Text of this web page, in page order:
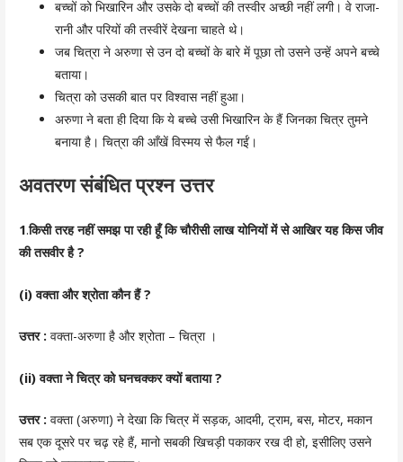
बच्चों को भिखारिन और उसके दो बच्चों की तस्वीर अच्छी नहीं लगी। वे राजा-
रानी और परियों की तस्वीरें देखना चाहते थे।
जब चित्रा ने अरुणा से उन दो बच्चों के बारे में पूछा तो उसने उन्हें अपने बच्चे
बताया।
चित्रा को उसकी बात पर विश्वास नहीं हुआ।
अरुणा ने बता ही दिया कि ये बच्चे उसी भिखारिन के हैं जिनका चित्र तुमने
बनाया है। चित्रा की आँखें विस्मय से फैल गईं।
अवतरण संबंधित प्रश्न उत्तर
1.किसी तरह नहीं समझ पा रही हूँ कि चौरीसी लाख योनियों में से आखिर यह किस जीव
की तसवीर है ?
(i) वक्ता और श्रोता कौन हैं ?
उत्तर : वक्ता-अरुणा है और श्रोता – चित्रा ।
(ii) वक्ता ने चित्र को घनचक्कर क्यों बताया ?
उत्तर : वक्ता (अरुणा) ने देखा कि चित्र में सड़क, आदमी, ट्राम, बस, मोटर, मकान
सब एक दूसरे पर चढ़ रहे हैं, मानो सबकी खिचड़ी पकाकर रख दी हो, इसीलिए उसने